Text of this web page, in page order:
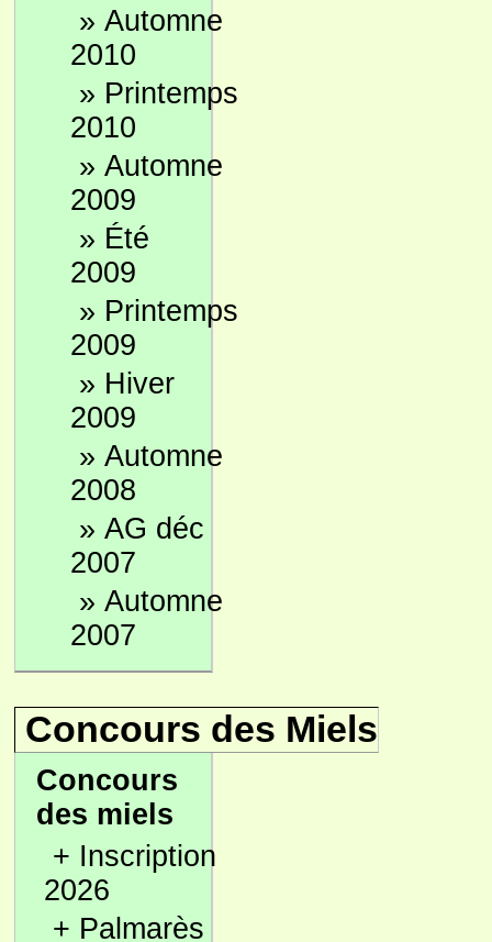
» Automne
2010
» Printemps
2010
» Automne
2009
» Été
2009
» Printemps
2009
» Hiver
2009
» Automne
2008
» AG déc
2007
» Automne
2007
Concours des Miels
Concours
des miels
+ Inscription
2026
+ Palmarès